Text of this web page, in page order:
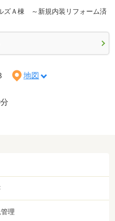
ズＡ棟 ～新規内装リフォーム済
地図
理